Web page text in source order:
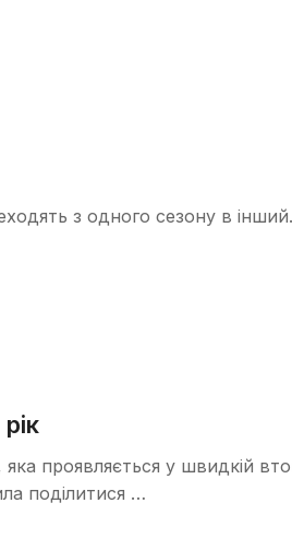
з одного сезону в інший.
проявляється у швидкій
поділитися …